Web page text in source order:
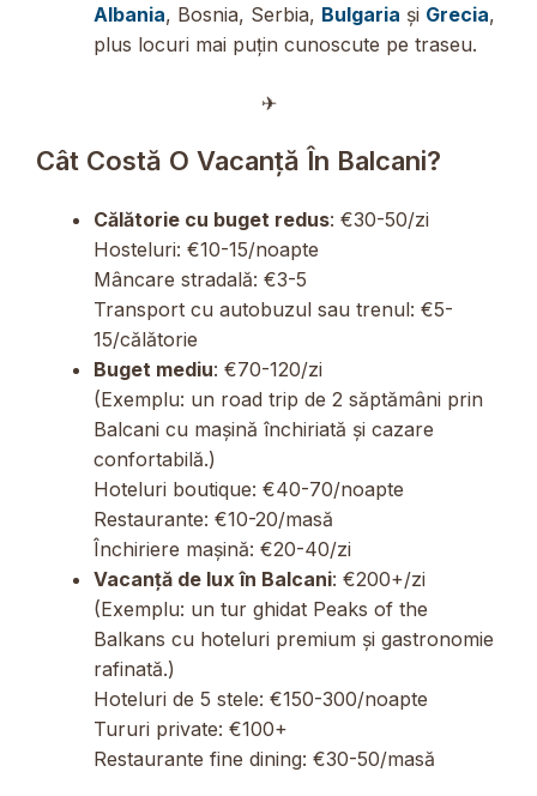
Albania, Bosnia, Serbia, Bulgaria și Grecia,
plus locuri mai puțin cunoscute pe traseu.
✈︎
Cât Costă O Vacanță În Balcani?
Călătorie cu buget redus: €30-50/zi
Hosteluri: €10-15/noapte
Mâncare stradală: €3-5
Transport cu autobuzul sau trenul: €5-
15/călătorie
Buget mediu: €70-120/zi
(Exemplu: un road trip de 2 săptămâni prin
Balcani cu mașină închiriată și cazare
confortabilă.)
Hoteluri boutique: €40-70/noapte
Restaurante: €10-20/masă
Închiriere mașină: €20-40/zi
Vacanță de lux în Balcani: €200+/zi
(Exemplu: un tur ghidat Peaks of the
Balkans cu hoteluri premium și gastronomie
rafinată.)
Hoteluri de 5 stele: €150-300/noapte
Tururi private: €100+
Restaurante fine dining: €30-50/masă